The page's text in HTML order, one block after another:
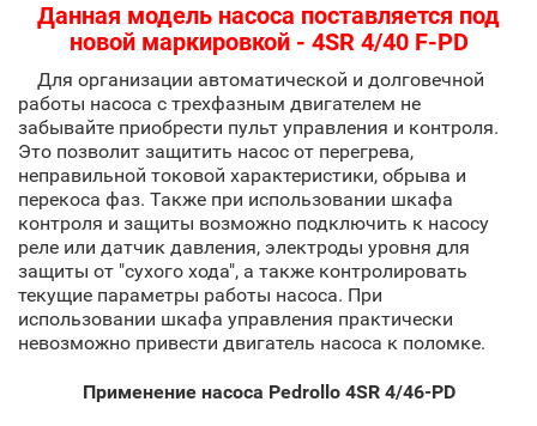
Данная модель насоса поставляется под
новой маркировкой - 4SR 4/40 F-PD
Для организации автоматической и долговечной
работы насоса с трехфазным двигателем не
забывайте приобрести пульт управления и контроля.
Это позволит защитить насос от перегрева,
неправильной токовой характеристики, обрыва и
перекоса фаз. Также при использовании шкафа
контроля и защиты возможно подключить к насосу
реле или датчик давления, электроды уровня для
защиты от "сухого хода", а также контролировать
текущие параметры работы насоса. При
использовании шкафа управления практически
невозможно привести двигатель насоса к поломке.
Применение насоса Pedrollo 4SR 4/46-PD